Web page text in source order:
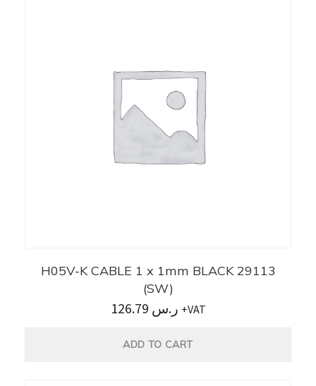
H05V-K CABLE 1 x 1mm BLACK 29113
(SW)
ر.س +VAT
ADD TO CART